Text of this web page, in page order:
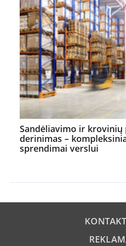
Sandėliavimo ir krovinių
derinimas –
sprendimai verslui